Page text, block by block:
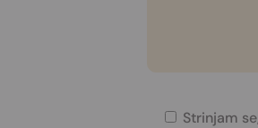
Strinjam